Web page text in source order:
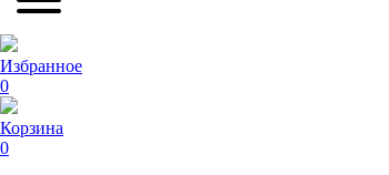
Избранное
0
Корзина
0